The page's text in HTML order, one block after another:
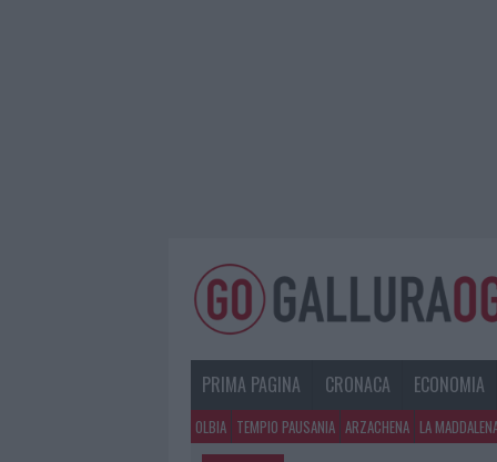
PRIMA PAGINA CRONACA ECONOMIA
OLBIA TEMPIO PAUSANIA ARZACHENA LA